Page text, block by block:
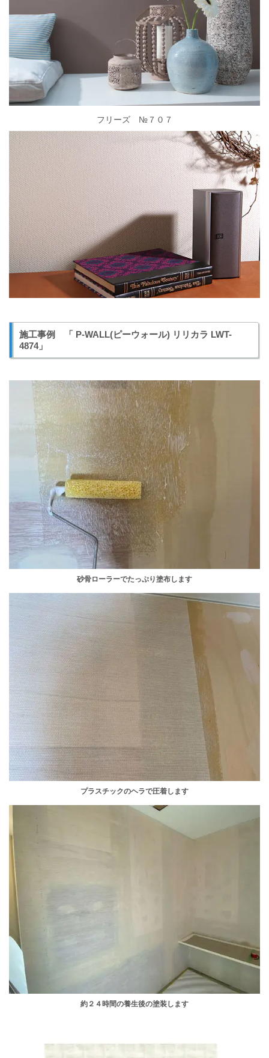
フリーズ №７０７
施工事例 「 P-WALL(ピーウォール) リリカラ LWT-
4874」
砂骨ローラーでたっぷり塗布します
プラスチックのヘラで圧着します
約２４時間の養生後の塗装します